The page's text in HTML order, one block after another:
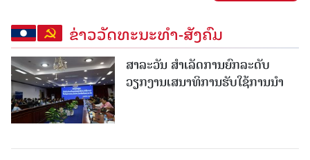
ຂ່າວວັດທະນະທຳ-ສັງຄົມ
ສາລະວັນ ສໍາເລັດການຍົກລະດັບ
ວຽກງານເສນາທິການຮັບໃຊ້ການນໍາ